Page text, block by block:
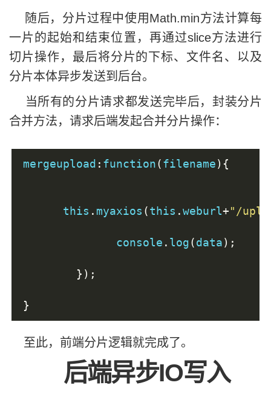
        axiosInstance
({
            method
'POST',
            url
:'http://
            data
: data
}).then(data
           this
.finished += 1;
if (this.finished == this
//上传失败
随后，分片过程中使用Math.min方法计算每
一片的起始和结束位置，再通过slice方法进行
切片操作，最后将分片的下标、文件名、以及
分片本体异步发送到后台。
当所有的分片请求都发送完毕后，封装分片
合并方法，请求后端发起合并分片操作：
mergeupload : function(filename){
      this
. myaxios (this .weburl+"/
              console
. log(data);
});
}
至此，前端分片逻辑就完成了。
后端异步IO写入